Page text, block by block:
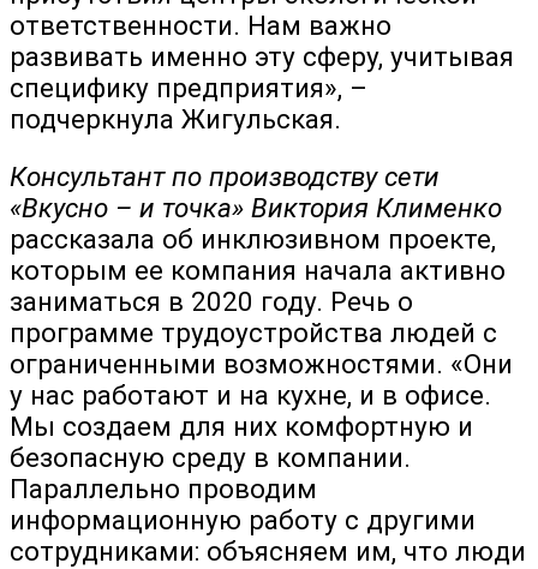
ответственности. Нам важно
развивать именно эту сферу, учитывая
специфику предприятия», –
подчеркнула Жигульская.
Консультант по производству сети
«Вкусно – и точка» Виктория Клименко
рассказала об инклюзивном проекте,
которым ее компания начала активно
заниматься в 2020 году. Речь о
программе трудоустройства людей с
ограниченными возможностями. «Они
у нас работают и на кухне, и в офисе.
Мы создаем для них комфортную и
безопасную среду в компании.
Параллельно проводим
информационную работу с другими
сотрудниками: объясняем им, что люди